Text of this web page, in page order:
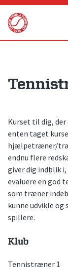
Skip
content
Kurset til dig,
enten taget
hjælpetræner/
endnu flere
giver dig indblik
evaluere en god
som træner
kunne udvikle og
spillere.
Klub
Tennistræner 1